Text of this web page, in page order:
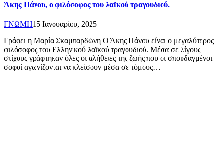
Άκης Πάνου, ο φιλόσοφος του λαϊκού τραγουδιού.
ΓΝΩΜΗ15 Ιανουαρίου, 2025
Γράφει η Μαρία Σκαμπαρδώνη Ο Άκης Πάνου είναι ο μεγαλύτερος
φιλόσοφος του Ελληνικού λαϊκού τραγουδιού. Μέσα σε λίγους
στίχους γράφτηκαν όλες οι αλήθειες της ζωής που οι σπουδαγμένοι
σοφοί αγωνίζονται να κλείσουν μέσα σε τόμους…